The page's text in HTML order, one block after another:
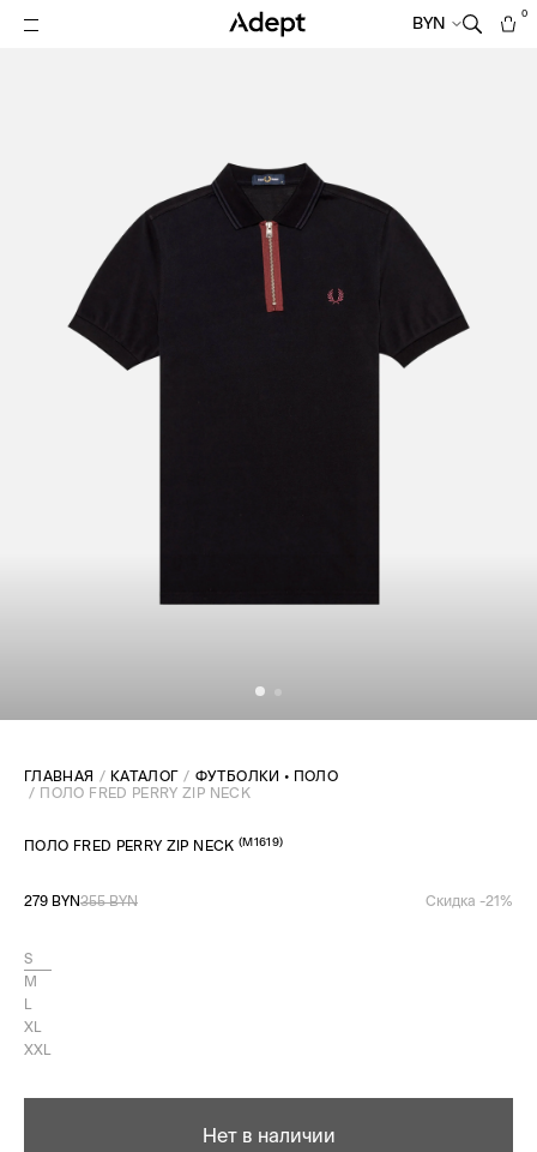
BYN
0
ГЛАВНАЯ КАТАЛОГ
ФУТБОЛКИ • ПОЛО
ПОЛО FRED PERRY ZIP NECK
ПОЛО FRED PERRY ZIP NECK (M1619)
279 BYN355 BYN Скидка -21 %
S
M
XL
XXL
Нет в наличии